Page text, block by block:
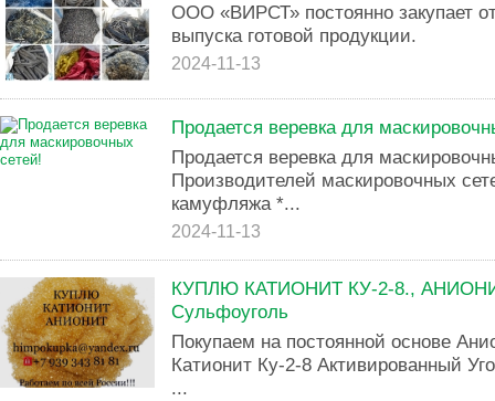
ООО «ВИРСТ» постоянно закупает
выпуска готовой продукции.
2024-11-13
Продается веревка для
Продается веревка для
Производителей маскировочных
камуфляжа *...
2024-11-13
КУПЛЮ КАТИОНИТ КУ-2-8.,
Сульфоуголь
Покупаем на постоянной основе
Катионит Ку-2-8 Активированный
...